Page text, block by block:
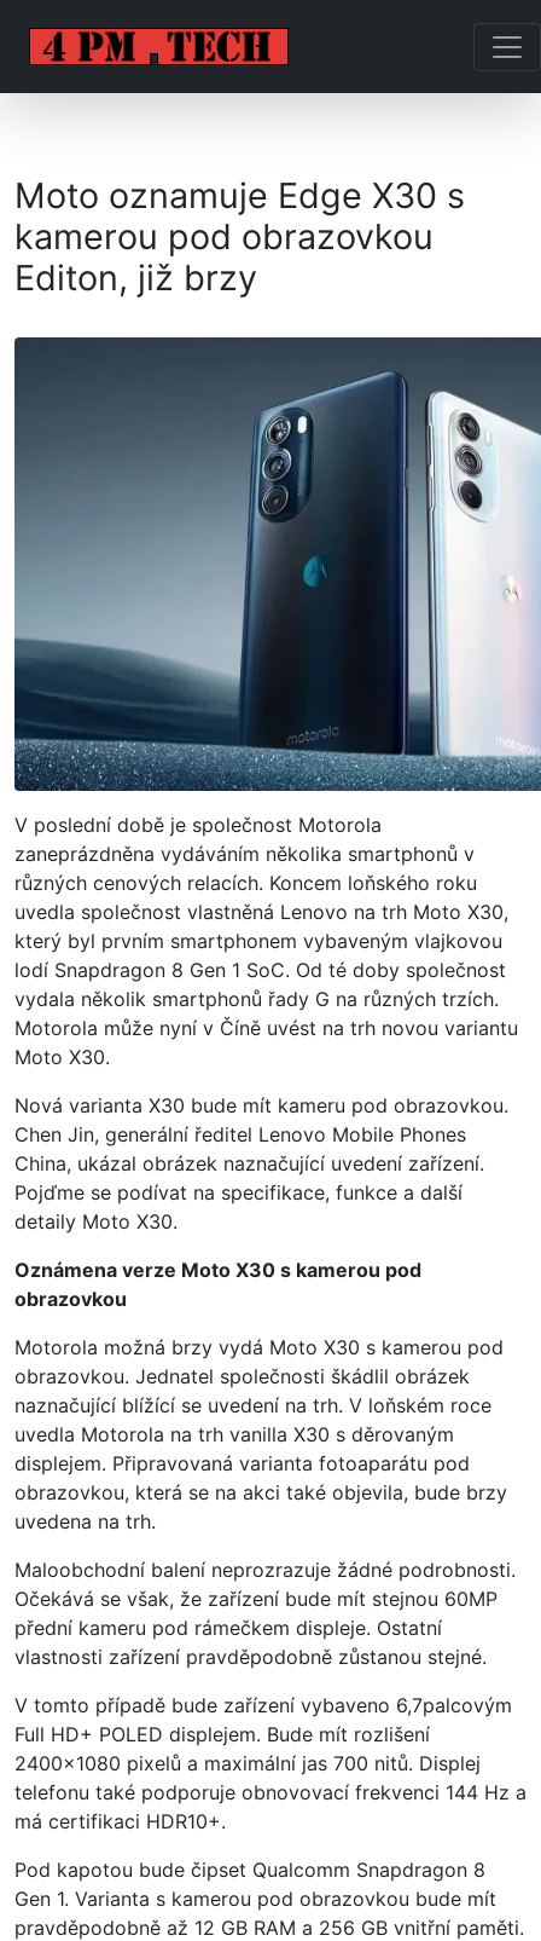
Moto oznamuje Edge X30 s
kamerou pod obrazovkou
Editon, již brzy
V poslední době je společnost Motorola
zaneprázdněna vydáváním několika smartphonů v
různých cenových relacích. Koncem loňského roku
uvedla společnost vlastněná Lenovo na trh Moto X30,
který byl prvním smartphonem vybaveným vlajkovou
lodí Snapdragon 8 Gen 1 SoC. Od té doby společnost
vydala několik smartphonů řady G na různých trzích.
Motorola může nyní v Číně uvést na trh novou variantu
Moto X30.
Nová varianta X30 bude mít kameru pod obrazovkou.
Chen Jin, generální ředitel Lenovo Mobile Phones
China, ukázal obrázek naznačující uvedení zařízení.
Pojďme se podívat na specifikace, funkce a další
detaily Moto X30.
Oznámena verze Moto X30 s kamerou pod
obrazovkou
Motorola možná brzy vydá Moto X30 s kamerou pod
obrazovkou. Jednatel společnosti škádlil obrázek
naznačující blížící se uvedení na trh. V loňském roce
uvedla Motorola na trh vanilla X30 s děrovaným
displejem. Připravovaná varianta fotoaparátu pod
obrazovkou, která se na akci také objevila, bude brzy
uvedena na trh.
Maloobchodní balení neprozrazuje žádné podrobnosti.
Očekává se však, že zařízení bude mít stejnou 60MP
přední kameru pod rámečkem displeje. Ostatní
vlastnosti zařízení pravděpodobně zůstanou stejné.
V tomto případě bude zařízení vybaveno 6,7palcovým
Full HD+ POLED displejem. Bude mít rozlišení
2400×1080 pixelů a maximální jas 700 nitů. Displej
telefonu také podporuje obnovovací frekvenci 144 Hz a
má certifikaci HDR10+.
Pod kapotou bude čipset Qualcomm Snapdragon 8
Gen 1. Varianta s kamerou pod obrazovkou bude mít
pravděpodobně až 12 GB RAM a 256 GB vnitřní paměti.